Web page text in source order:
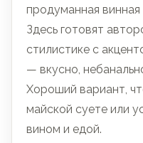
продуманная винная
Здесь готовят
стилистике с
— вкусно,
Хороший вариант,
майской суете или
вином и едой.